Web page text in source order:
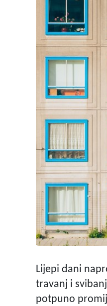
Lijepi dani
travanj i
potpuno